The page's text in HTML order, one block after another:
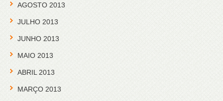
AGOSTO 2013
JULHO 2013
JUNHO 2013
MAIO 2013
ABRIL 2013
MARÇO 2013